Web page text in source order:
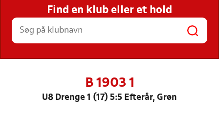
STILLINGER, RESULTATER, KLUBBER OG
HOLD
Find en klub eller et hold
B 1903 1
U8 Drenge 1 (17) 5:5 Efterår, Grøn